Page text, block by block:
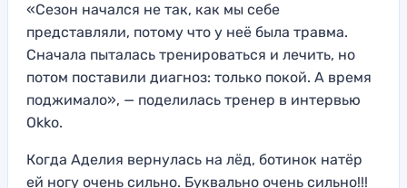
«Сезон начался не так, как мы себе
представляли, потому что у неё была травма.
Сначала пыталась тренироваться и лечить, но
потом поставили диагноз: только покой. А время
поджимало», — поделилась тренер в интервью
Okko.
Когда Аделия вернулась на лёд, ботинок натёр
ей ногу очень сильно. Буквально очень сильно!!!